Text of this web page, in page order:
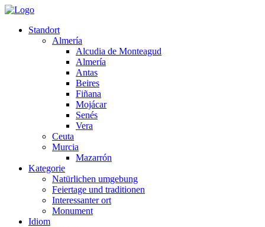
Standort
Almería
Alcudia de Monteagud
Almería
Antas
Beires
Fiñana
Mojácar
Senés
Vera
Ceuta
Murcia
Mazarrón
Kategorie
Natürlichen umgebung
Feiertage und traditionen
Interessanter ort
Monument
Idiom